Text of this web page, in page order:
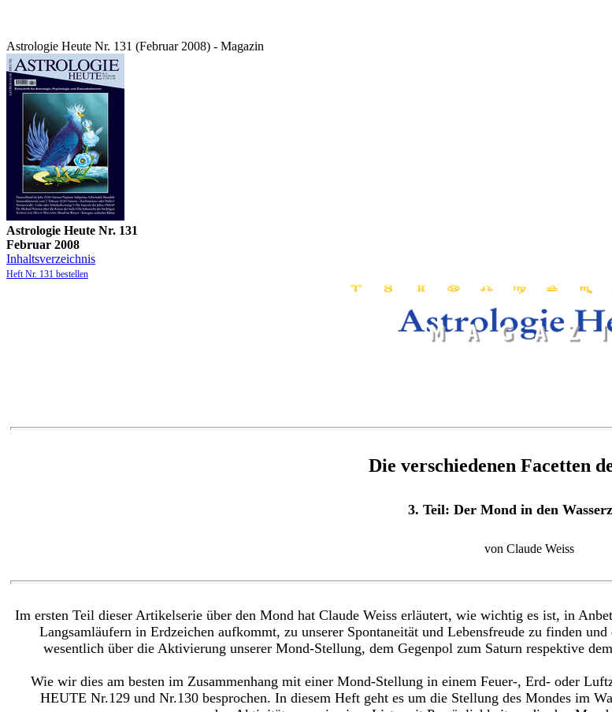
Astrologie Heute Nr. 131 (Februar 2008) - Magazin
Astrologie Heute Nr. 131
Februar 2008
Inhaltsverzeichnis
Heft Nr. 131 bestellen
Die verschiedenen Facetten
3. Teil: Der Mond in den
von Claude Weiss
Im ersten Teil dieser Artikelserie über den Mond hat Claude Weiss erläutert, wie wichtig es ist, in
Langsamläufern in Erdzeichen aufkommt, zu unserer Spontaneität und Lebensfreude zu finden
wesentlich über die Aktivierung unserer Mond-Stellung, dem Gegenpol zum Saturn respektive
Wie wir dies am besten im Zusammenhang mit einer Mond-Stellung in einem Feuer-, Erd- oder
HEUTE Nr.129 und Nr.130 besprochen. In diesem Heft geht es um die Stellung des Mondes im